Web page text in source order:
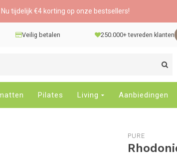
Nu tijdelijk €4 korting op onze bestsellers!
Veilig betalen 250.000+ tevreden klanten
Pilates Living Aanbiedingen
PURE